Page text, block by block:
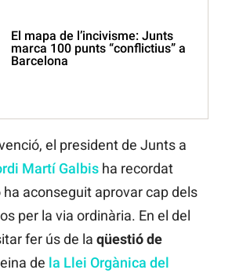
El mapa de l’incivisme: Junts
marca 100 punts “conflictius” a
Barcelona
el president de Junts a
Martí Galbis ha recordat
ha aconseguit aprovar cap dels
per la via ordinària. En el del
fer ús de la qüestió de
de la Llei Orgànica del